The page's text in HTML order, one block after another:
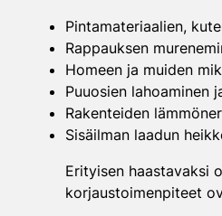
Pintamateriaalien,
Rappauksen
Homeen ja muiden
Puuosien lahoaminen
Rakenteiden
Sisäilman laadun
Erityisen haastavaksi
korjaustoimenpiteet